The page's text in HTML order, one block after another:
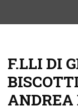
F.LLI DI
ANDREA